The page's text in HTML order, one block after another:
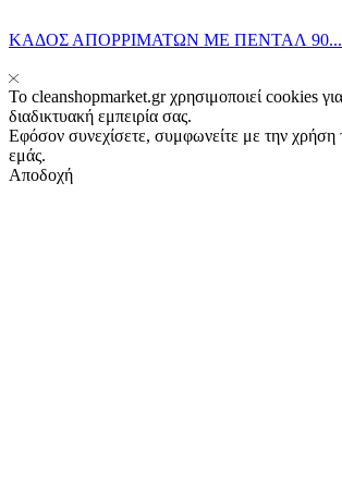
ΚΑΔΟΣ ΑΠΟΡΡΙΜΑΤΩΝ ΜΕ ΠΕΝΤΑΛ 90...
Το cleanshopmarket.gr χρησιμοποιεί cookies
διαδικτυακή εμπειρία σας.
Εφόσον συνεχίσετε, συμφωνείτε με την
εμάς.
Αποδοχή